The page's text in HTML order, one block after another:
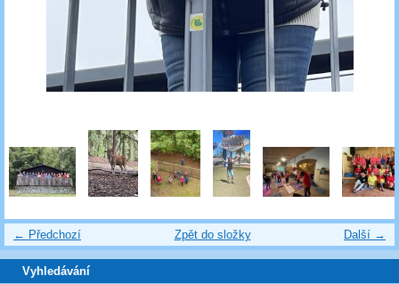
← Předchozí Další →
Zpět do složky
Vyhledávání